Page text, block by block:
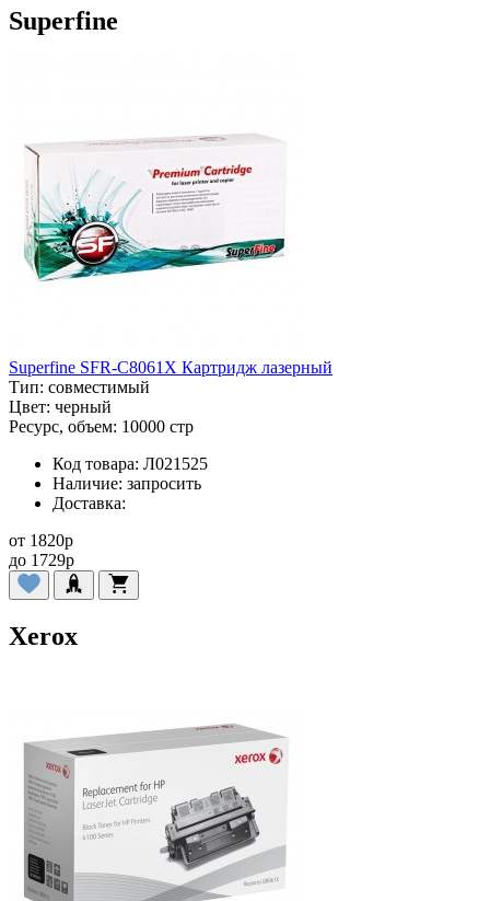
Superfine
Superfine SFR-C8061X Картридж лазерный
Тип: совместимый
Цвет: черный
Ресурс, объем: 10000 стр
Код товара: Л021525
Наличие: запросить
Доставка:
от 1820p
до 1729p
Xerox